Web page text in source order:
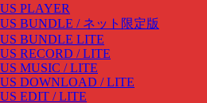
PLAYER
BUNDLE / ネット限定版
BUNDLE LITE
RECORD / LITE
MUSIC / LITE
DOWNLOAD / LITE
EDIT / LITE